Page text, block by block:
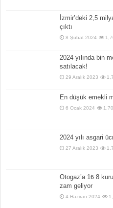
İzmir’deki 2,5
çıktı
8 Şubat 2024
2024 yılında bin
satılacak!
29 Aralık 2023
En düşük emekli
6 Ocak 2024
2024 yılı asgari
27 Aralık 2023
Otogaz’a 1₺ 8
zam geliyor
4 Haziran 2024